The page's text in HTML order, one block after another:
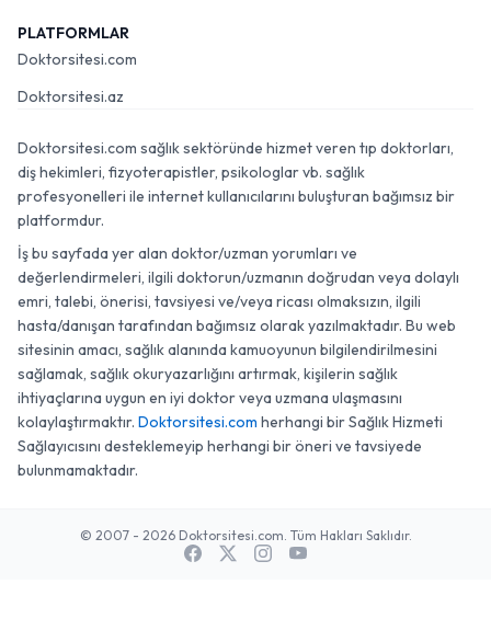
PLATFORMLAR
Doktorsitesi.com
Doktorsitesi.az
Doktorsitesi.com sağlık sektöründe hizmet veren tıp doktorları,
diş hekimleri, fizyoterapistler, psikologlar vb. sağlık
profesyonelleri ile internet kullanıcılarını buluşturan bağımsız bir
platformdur.
İş bu sayfada yer alan doktor/uzman yorumları ve
değerlendirmeleri, ilgili doktorun/uzmanın doğrudan veya dolaylı
emri, talebi, önerisi, tavsiyesi ve/veya ricası olmaksızın, ilgili
hasta/danışan tarafından bağımsız olarak yazılmaktadır. Bu web
sitesinin amacı, sağlık alanında kamuoyunun bilgilendirilmesini
sağlamak, sağlık okuryazarlığını artırmak, kişilerin sağlık
ihtiyaçlarına uygun en iyi doktor veya uzmana ulaşmasını
kolaylaştırmaktır. Doktorsitesi.com herhangi bir Sağlık Hizmeti
Sağlayıcısını desteklemeyip herhangi bir öneri ve tavsiyede
bulunmamaktadır.
© 2007 - 2026 Doktorsitesi.com. Tüm Hakları Saklıdır.